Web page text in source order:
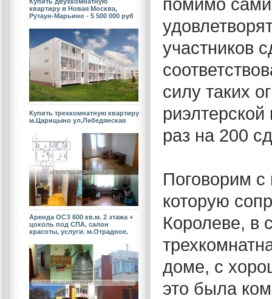
квартиру в Новая Москва,
Рутаун-Марьино - 5 500 000 руб
Купить трехкомнатную квартиру
м.Царицыно ул.Лебедянская
Аренда ОСЗ 600 кв.м. 2 этажа +
цоколь под СПА, салон
красоты, услуги. м.Отрадное.
участников
силу таких
раз на 200
Поговорим
которую
Королеве, в
доме, с
это была